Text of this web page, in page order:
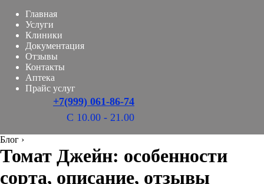
Главная
Услуги
Клиники
Документация
Отзывы
Контакты
Аптека
Прайс услуг
+7(999) 061-86-74
С 10.00 - 21.00
Блог ›
Томат Джейн: особенности
сорта, описание, отзывы